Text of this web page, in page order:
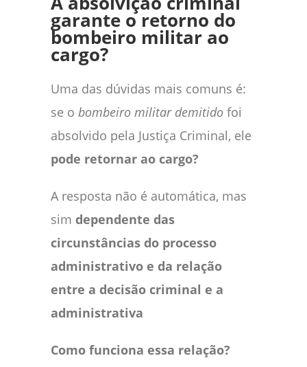
garante o retorno do
bombeiro militar ao
cargo?
Uma das dúvidas mais comuns é:
se o bombeiro militar demitido foi
absolvido pela Justiça Criminal, ele
pode retornar ao cargo?
A resposta não é automática, mas
sim dependente das
circunstâncias do processo
administrativo e da relação
entre a decisão criminal e a
administrativa
Como funciona essa relação?